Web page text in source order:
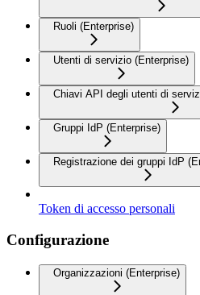
Ruoli (Enterprise)
Utenti di servizio (Enterprise)
Chiavi API degli utenti di
Gruppi IdP (Enterprise)
Registrazione dei gruppi IdP
Token di accesso personali
Configurazione
Organizzazioni (Enterprise)